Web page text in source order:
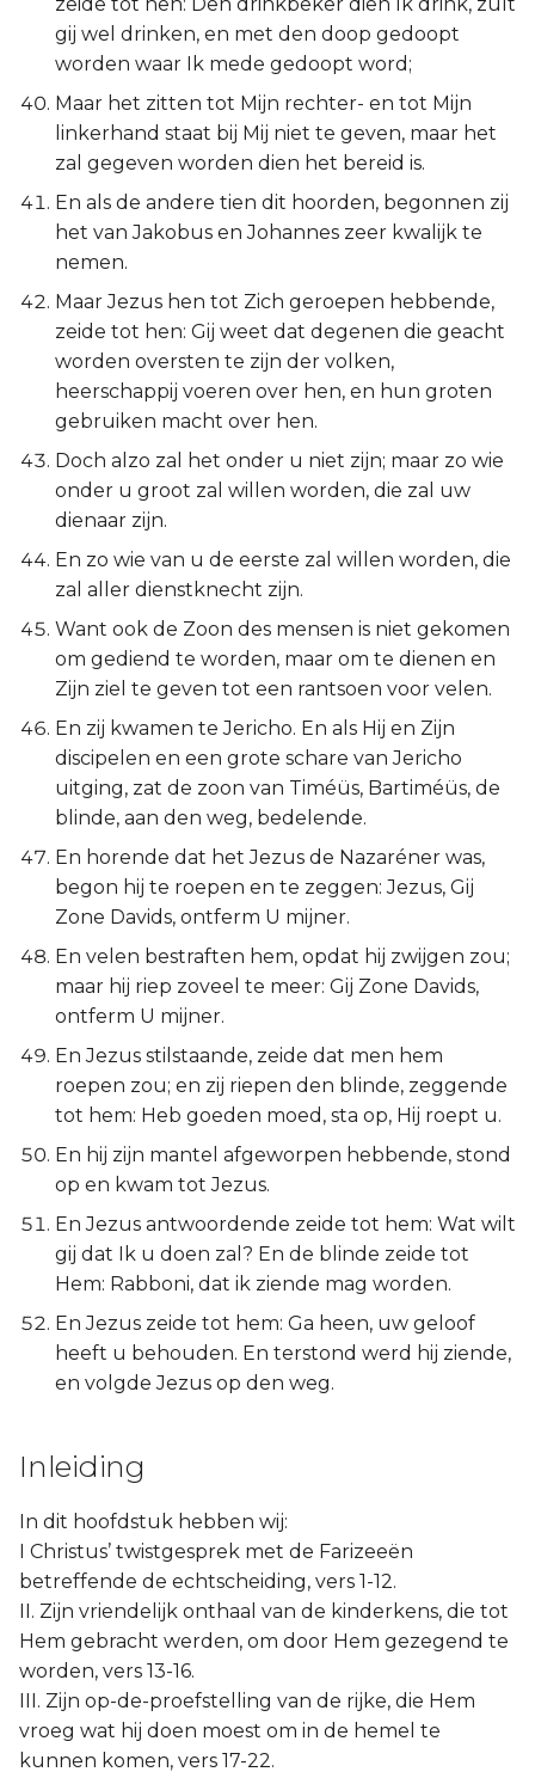
gij wel drinken, en met den doop gedoopt
worden waar Ik mede gedoopt word;
Maar het zitten tot Mijn rechter- en tot Mijn
linkerhand staat bij Mij niet te geven, maar het
zal gegeven worden dien het bereid is.
En als de andere tien dit hoorden, begonnen zij
het van Jakobus en Johannes zeer kwalijk te
nemen.
Maar Jezus hen tot Zich geroepen hebbende,
zeide tot hen: Gij weet dat degenen die geacht
worden oversten te zijn der volken,
heerschappij voeren over hen, en hun groten
gebruiken macht over hen.
Doch alzo zal het onder u niet zijn; maar zo wie
onder u groot zal willen worden, die zal uw
dienaar zijn.
En zo wie van u de eerste zal willen worden, die
zal aller dienstknecht zijn.
Want ook de Zoon des mensen is niet gekomen
om gediend te worden, maar om te dienen en
Zijn ziel te geven tot een rantsoen voor velen.
En zij kwamen te Jericho. En als Hij en Zijn
discipelen en een grote schare van Jericho
uitging, zat de zoon van Timéüs, Bartiméüs, de
blinde, aan den weg, bedelende.
En horende dat het Jezus de Nazaréner was,
begon hij te roepen en te zeggen: Jezus, Gij
Zone Davids, ontferm U mijner.
En velen bestraften hem, opdat hij zwijgen zou;
maar hij riep zoveel te meer: Gij Zone Davids,
ontferm U mijner.
En Jezus stilstaande, zeide dat men hem
roepen zou; en zij riepen den blinde, zeggende
tot hem: Heb goeden moed, sta op, Hij roept u.
En hij zijn mantel afgeworpen hebbende, stond
op en kwam tot Jezus.
En Jezus antwoordende zeide tot hem: Wat wilt
gij dat Ik u doen zal? En de blinde zeide tot
Hem: Rabboni, dat ik ziende mag worden.
En Jezus zeide tot hem: Ga heen, uw geloof
heeft u behouden. En terstond werd hij ziende,
en volgde Jezus op den weg.
Inleiding
In dit hoofdstuk hebben wij:
I Christus’ twistgesprek met de Farizeeën
betreffende de echtscheiding, vers 1-12.
II. Zijn vriendelijk onthaal van de kinderkens, die tot
Hem gebracht werden, om door Hem gezegend te
worden, vers 13-16.
III. Zijn op-de-proefstelling van de rijke, die Hem
vroeg wat hij doen moest om in de hemel te
kunnen komen, vers 17-22.